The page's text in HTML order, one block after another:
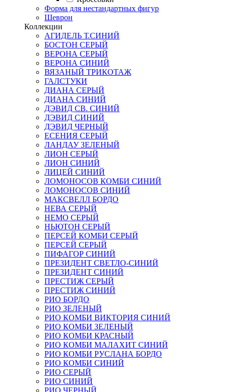
Форма для нестандартных фигур
Шеврон
Коллекции
АГИДЕЛЬ Т.СИНИЙ
БОСТОН СЕРЫЙ
ВЕРОНА СЕРЫЙ
ВЕРОНА СИНИЙ
ВЯЗАНЫЙ ТРИКОТАЖ
ГАЛСТУКИ
ДИАНА СЕРЫЙ
ДИАНА СИНИЙ
ДЭВИД СВ. СИНИЙ
ДЭВИД СИНИЙ
ДЭВИД ЧЕРНЫЙ
ЕСЕНИЯ СЕРЫЙ
ЛАНДАУ ЗЕЛЕНЫЙ
ЛИОН СЕРЫЙ
ЛИОН СИНИЙ
ЛИЦЕЙ СИНИЙ
ЛОМОНОСОВ КОМБИ СИНИЙ
ЛОМОНОСОВ СИНИЙ
МАКСВЕЛЛ БОРДО
НЕВА СЕРЫЙ
НЕМО СЕРЫЙ
НЬЮТОН СЕРЫЙ
ПЕРСЕЙ КОМБИ СЕРЫЙ
ПЕРСЕЙ СЕРЫЙ
ПИФАГОР СИНИЙ
ПРЕЗИДЕНТ СВЕТЛО-СИНИЙ
ПРЕЗИДЕНТ СИНИЙ
ПРЕСТИЖ СЕРЫЙ
ПРЕСТИЖ СИНИЙ
РИО БОРДО
РИО ЗЕЛЕНЫЙ
РИО КОМБИ ВИКТОРИЯ СИНИЙ
РИО КОМБИ ЗЕЛЕНЫЙ
РИО КОМБИ КРАСНЫЙ
РИО КОМБИ МАЛАХИТ СИНИЙ
РИО КОМБИ РУСЛАНА БОРДО
РИО КОМБИ СИНИЙ
РИО СЕРЫЙ
РИО СИНИЙ
РИО ЧЕРНЫЙ